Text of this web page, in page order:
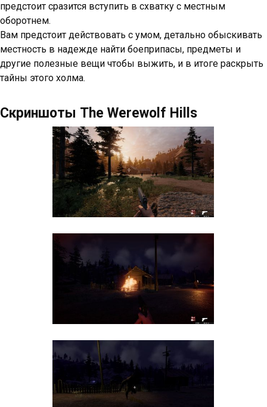
предстоит сразится вступить в схватку с местным
оборотнем.
Вам предстоит действовать с умом, детально обыскивать
местность в надежде найти боеприпасы, предметы и
другие полезные вещи чтобы выжить, и в итоге раскрыть
тайны этого холма.
Скриншоты The Werewolf Hills